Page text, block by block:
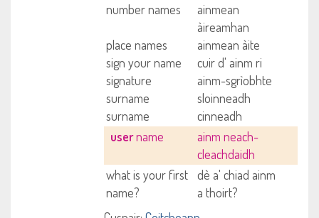
number names
ainmean
àireamhan
place names
ainmean àite
sign your name
cuir d' ainm ri
signature
ainm-sgrìobhte
surname
sloinneadh
surname
cinneadh
username
ainm neach-
cleachdaidh
what is your first
name?
dè a' chiad ainm
a thoirt?